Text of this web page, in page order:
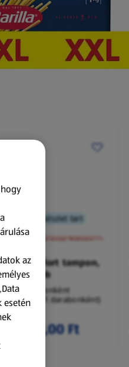
Amíg a készlet tart
XXL
A termék nem érkezett meg!
Procomfort tampon,
54 darab
54 darabonként
(62,94 Ft/1 darabonként)
3 399,00 Ft
az
esetén